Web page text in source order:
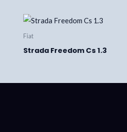
Fiat
Strada Freedom Cs 1.3